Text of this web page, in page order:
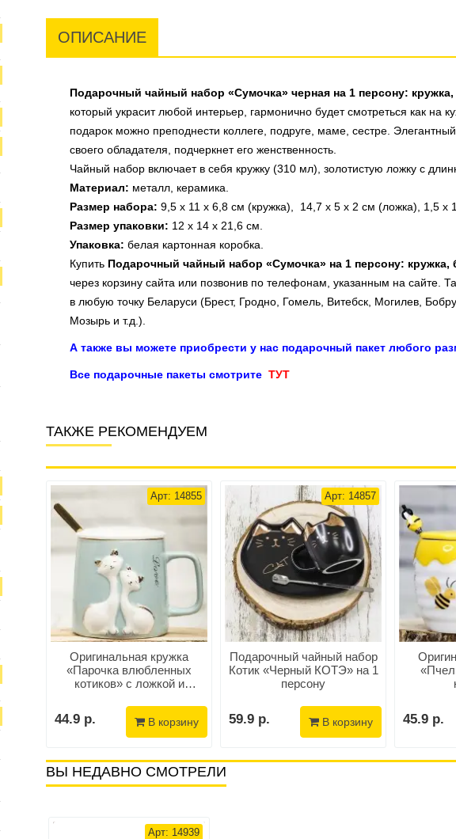
ОПИСАНИЕ
Подарочный чайный набор «Сумочка» черная на 1 персону:
который украсит любой интерьер, гармонично будет смотреться как на
подарок можно преподнести коллеге, подруге, маме, сестре.
своего обладателя, подчеркнет его женственность.
Чайный набор включает в себя кружку (310 мл), золотистую ложку с
Материал: металл, керамика.
Размер набора: 9,5 х 11 х 6,8 см (кружка), 14,7 х 5 х 2 см (ложка), 1,5 х
Размер упаковки: 12 х 14 х 21,6 см.
Упаковка: белая картонная коробка.
Купить Подарочный чайный набор «Сумочка» на 1 персону:
через корзину сайта или позвонив по телефонам, указанным на сайте.
в любую точку Беларуси (Брест, Гродно, Гомель, Витебск, Могилев,
Мозырь и т.д.).
А также вы можете приобрести у нас подарочный пакет любого
Все подарочные пакеты смотрите ТУТ
ТАКЖЕ РЕКОМЕНДУЕМ
Арт: 14855
Оригинальная кружка
«Парочка влюбленных
котиков» с ложкой и
44.9 р. В корзину
Арт: 14857
Подарочный чайный набор
Котик «Черный КОТЭ» на 1
персону
59.9 р. В корзину 45.9 р.
ВЫ НЕДАВНО СМОТРЕЛИ
Арт: 14939